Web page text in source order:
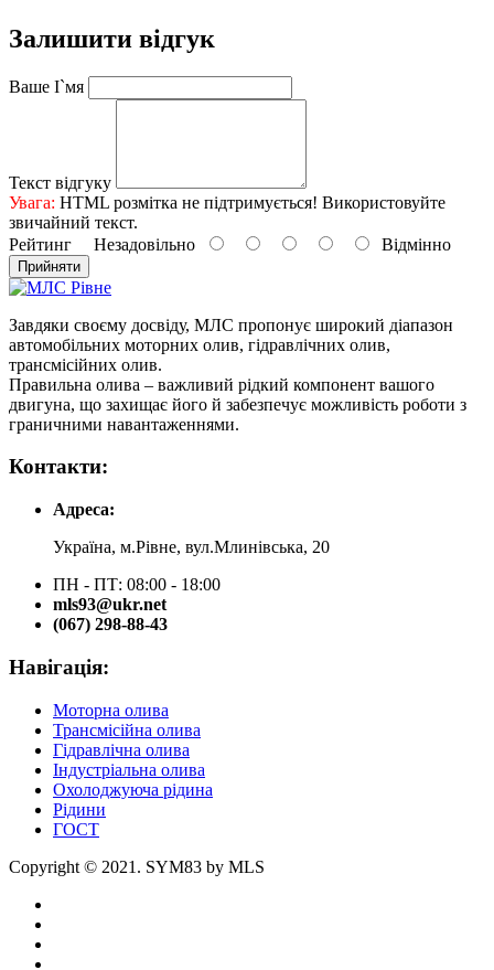
Залишити відгук
Ваше І`мя
Текст відгуку
Увага: HTML розмітка не підтримується! Використовуйте
звичайний текст.
Рейтинг Незадовільно Відмінно
Прийняти
Завдяки своєму досвіду, МЛС пропонує широкий діапазон
автомобільних моторних олив, гідравлічних олив,
трансмісійних олив.
Правильна олива – важливий рідкий компонент вашого
двигуна, що захищає його й забезпечує можливість роботи з
граничними навантаженнями.
Контакти:
Адреса:
Україна, м.Рівне, вул.Млинівська, 20
ПН - ПТ: 08:00 - 18:00
mls93@ukr.net
(067) 298-88-43
Навігація:
Моторна олива
Трансмісійна олива
Гідравлічна олива
Індустріальна олива
Охолоджуюча рідина
Рідини
ГОСТ
Copyright © 2021. SYM83 by MLS